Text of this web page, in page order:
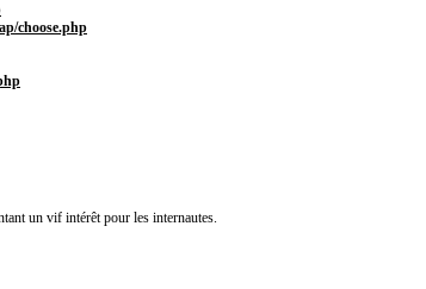
choose.php
un vif intérêt pour les internautes.